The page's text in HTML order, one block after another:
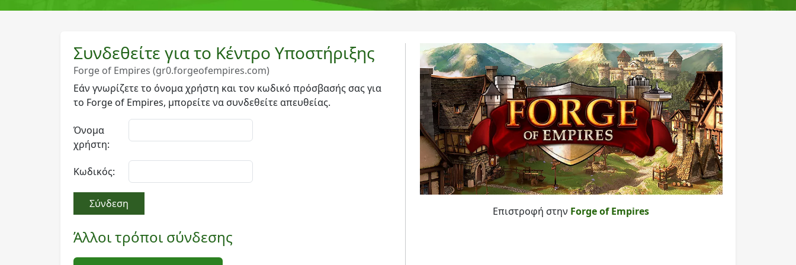
Συνδεθείτε για το Κέντρο Υποστήριξης
Forge of Empires (gr0.forgeofempires.com)
Εάν γνωρίζετε το όνομα χρήστη και τον κωδικό πρόσβασής σας για
το Forge of Empires, μπορείτε να συνδεθείτε απευθείας.
Όνομα
χρήστη:
Κωδικός:
Σύνδεση
Άλλοι τρόποι σύνδεσης
Επιστροφή στην Forge of Empires